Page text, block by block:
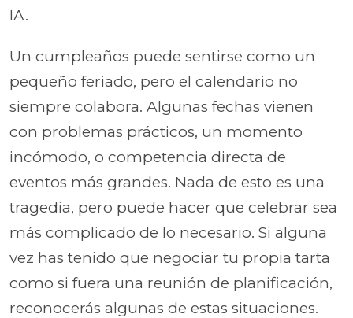
IA.
Un cumpleaños puede sentirse como un
pequeño feriado, pero el calendario no
siempre colabora. Algunas fechas vienen
con problemas prácticos, un momento
incómodo, o competencia directa de
eventos más grandes. Nada de esto es una
tragedia, pero puede hacer que celebrar sea
más complicado de lo necesario. Si alguna
vez has tenido que negociar tu propia tarta
como si fuera una reunión de planificación,
reconocerás algunas de estas situaciones.